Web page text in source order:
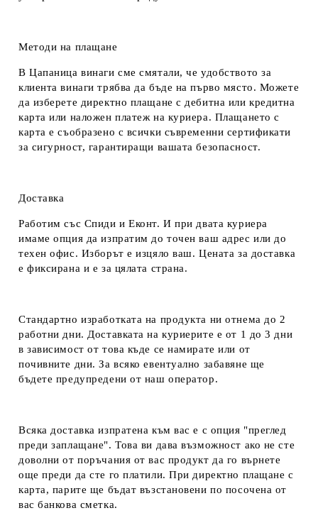
Методи на плащане
В Цапаница винаги сме смятали, че удобството за
клиента винаги трябва да бъде на първо място. Можете
да изберете директно плащане с дебитна или кредитна
карта или наложен платеж на куриера. Плащането с
карта е съобразено с всички съвременни сертификати
за сигурност, гарантиращи вашата безопасност.
Доставка
Работим със Спиди и Еконт. И при двата куриера
имаме опция да изпратим до точен ваш адрес или до
техен офис. Изборът е изцяло ваш. Цената за доставка
е фиксирана и е за цялата страна.
Стандартно изработката на продукта ни отнема до 2
работни дни. Доставката на куриерите е от 1 до 3 дни
в зависимост от това къде се намирате или от
почивните дни. За всяко евентуално забавяне ще
бъдете предупредени от наш оператор.
Всяка доставка изпратена към вас е с опция "преглед
преди заплащане". Това ви дава възможност ако не сте
доволни от поръчания от вас продукт да го върнете
още преди да сте го платили. При директно плащане с
карта, парите ще бъдат възстановени по посочена от
вас банкова сметка.